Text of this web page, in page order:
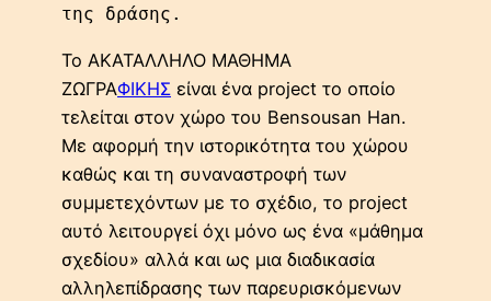
της δράσης.
Το ΑΚΑΤΑΛΛΗΛΟ ΜΑΘΗΜΑ
ΖΩΓΡΑΦΙΚΗΣ είναι ένα project το οποίο
τελείται στον χώρο του Bensousan Han.
Με αφορμή την ιστορικότητα του χώρου
καθώς και τη συναναστροφή των
συμμετεχόντων με το σχέδιο, το project
αυτό λειτουργεί όχι μόνο ως ένα «μάθημα
σχεδίου» αλλά και ως μια διαδικασία
αλληλεπίδρασης των παρευρισκόμενων